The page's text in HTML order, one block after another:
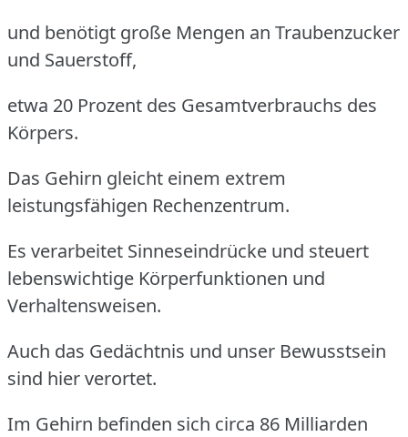
und benötigt große Mengen an Traubenzucker
und Sauerstoff,
etwa 20 Prozent des Gesamtverbrauchs des
Körpers.
Das Gehirn gleicht einem extrem
leistungsfähigen Rechenzentrum.
Es verarbeitet Sinneseindrücke und steuert
lebenswichtige Körperfunktionen und
Verhaltensweisen.
Auch das Gedächtnis und unser Bewusstsein
sind hier verortet.
Im Gehirn befinden sich circa 86 Milliarden